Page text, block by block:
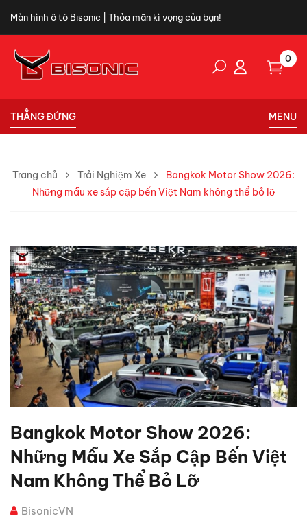
Màn hình ô tô Bisonic | Thỏa mãn kì vọng của bạn!
0
THẲNG ĐỨNG MENU
Trang chủ Trải Nghiệm Xe
Bangkok Motor Show 2026:
Những mẫu xe sắp cập bến Việt Nam không thể bỏ lỡ
Bangkok Motor Show 2026:
Những Mẫu Xe Sắp Cập Bến Việt
Nam Không Thể Bỏ Lỡ
BisonicVN